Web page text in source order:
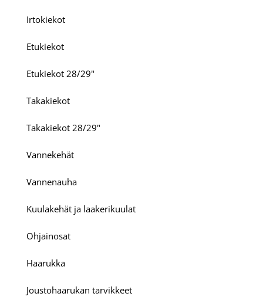
Irtokiekot
Etukiekot
Etukiekot 28/29"
Takakiekot
Takakiekot 28/29"
Vannekehät
Vannenauha
Kuulakehät ja laakerikuulat
Ohjainosat
Haarukka
Joustohaarukan tarvikkeet